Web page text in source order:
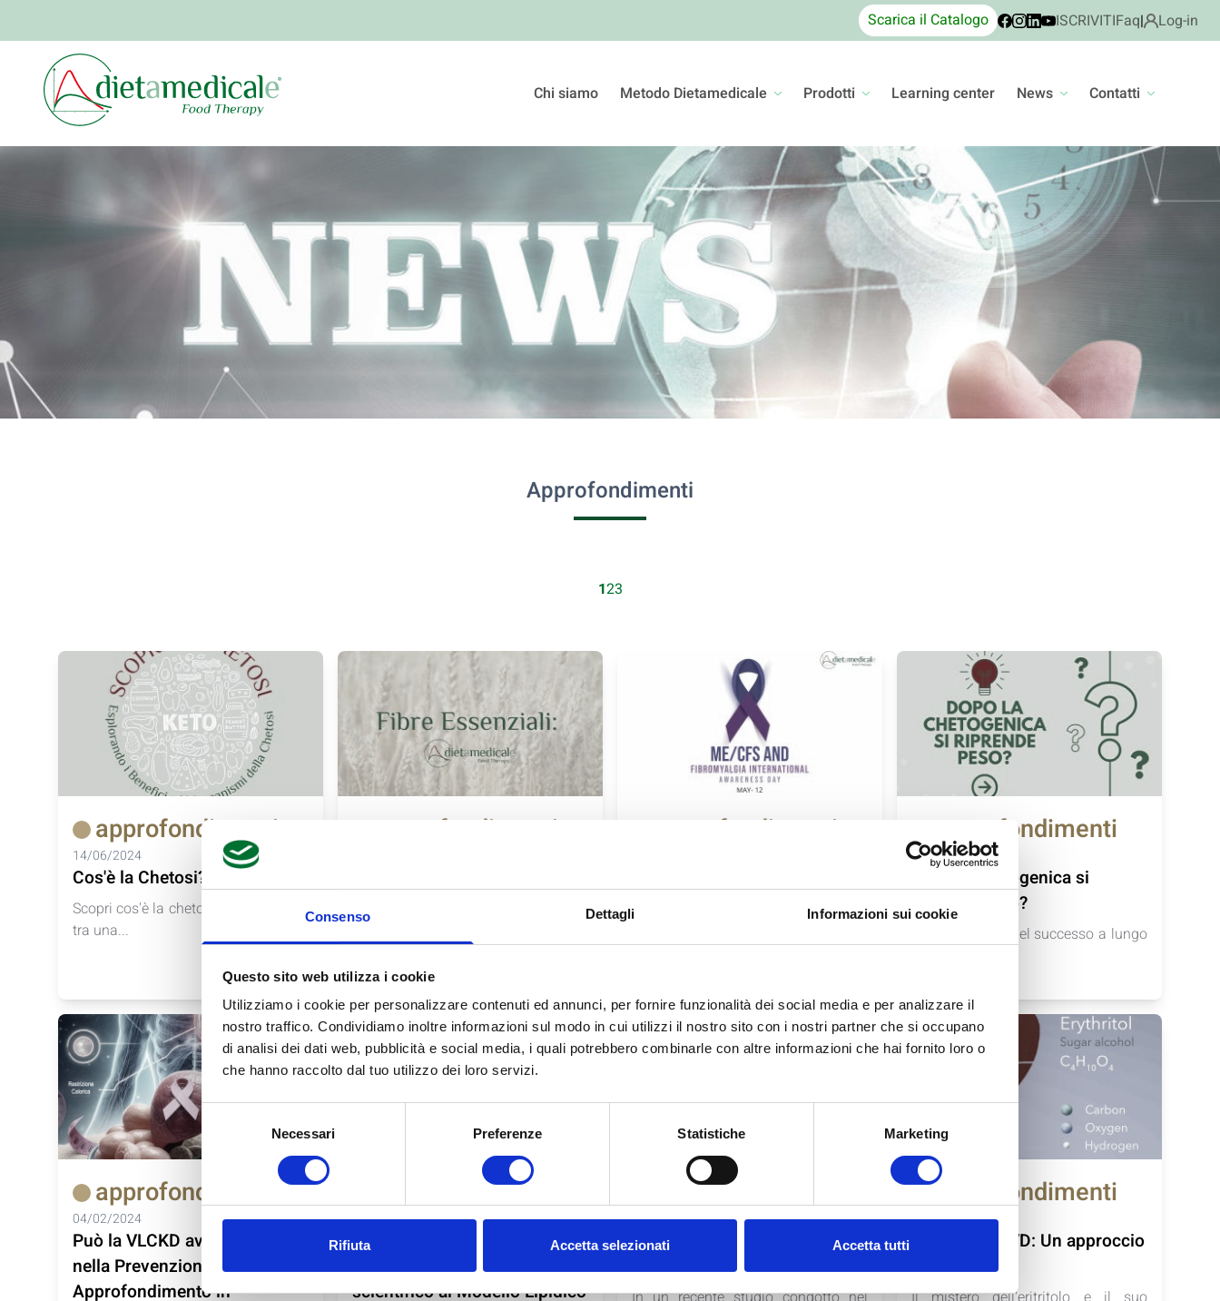
Consenso Dettagli Informazioni sui cookie
Questo sito web utilizza i cookie
Utilizziamo i cookie per personalizzare contenuti ed annunci, per fornire funzionalità dei social media e per analizzare il
nostro traffico. Condividiamo inoltre informazioni sul modo in cui utilizzi il nostro sito con i nostri partner che si occupano
di analisi dei dati web, pubblicità e social media, i quali potrebbero combinarle con altre informazioni che hai fornito loro o
che hanno raccolto dal tuo utilizzo dei loro servizi.
Selezione
del
consenso
Necessari Preferenze Statistiche Marketing
Rifiuta Accetta selezionati Accetta tutti
Scarica il Catalogo ISCRIVITIFaq| Log-in
Chi siamo Metodo Dietamedicale Prodotti Learning center News Contatti
Approfondimenti
123
approfondimenti
14/06/2024
Cos'è la Chetosi?
Scopri cos'è la chetosi e la differenza
tra una...
approfondimenti
dietamedicale...
approfondimenti
Chetogenica nella
potrebbe offrire sollievo ai...
approfondimenti
06/03/2024
Dopo la chetogenica si
riprende peso?
Scopri i segreti del successo a lungo
approfondimenti
04/02/2024
Può la VLCKD avere un ruolo
nella Prevenzione? Un
Approfondimento in
approfondimenti
29/01/2024
Dieta Chetogenica e Aumento
del Colesterolo: un approccio
scientifico al Modello Lipidico
approfondimenti
16/04/2023
La dieta chetogenica: un vero
rischio per il cuore?
approfondimenti
02/03/2023
Eritritolo e CVD: Un approccio
scientifico